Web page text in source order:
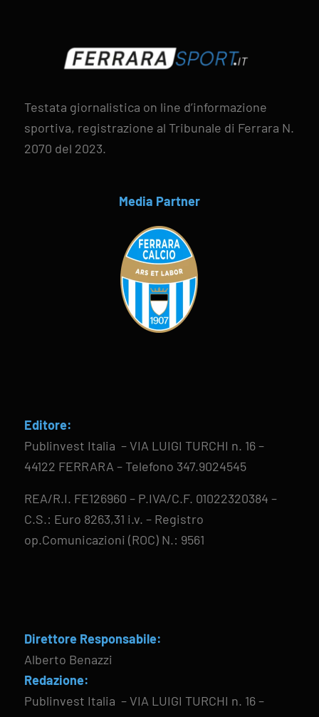
Testata giornalistica on line d’informazione
sportiva, registrazione al Tribunale di Ferrara N.
2070 del 2023.
Media Partner
Editore:
Publinvest Italia – VIA LUIGI TURCHI n. 16 –
44122 FERRARA – Telefono 347.9024545
REA/R.I. FE126960 – P.IVA/C.F. 01022320384 –
C.S.: Euro 8263,31 i.v. – Registro
op.Comunicazioni (ROC) N.: 9561
Direttore Responsabile:
Alberto Benazzi
Redazione:
Publinvest Italia – VIA LUIGI TURCHI n. 16 –